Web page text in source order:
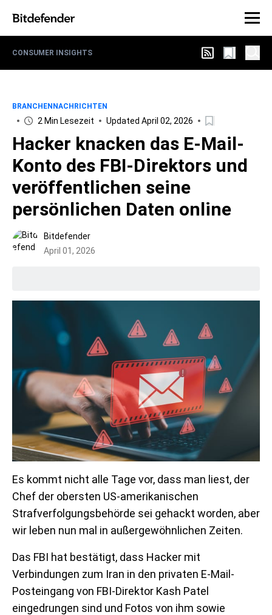
CONSUMER INSIGHTS
BRANCHENNACHRICHTEN
2 Min Lesezeit Updated April 02, 2026
Hacker knacken das E-Mail-
Konto des FBI-Direktors und
veröffentlichen seine
persönlichen Daten online
Bitdefender
April 01, 2026
Es kommt nicht alle Tage vor, dass man liest, der
Chef der obersten US-amerikanischen
Strafverfolgungsbehörde sei gehackt worden, aber
wir leben nun mal in außergewöhnlichen Zeiten.
Das FBI hat bestätigt, dass Hacker mit
Verbindungen zum Iran in den privaten E-Mail-
Posteingang von FBI-Direktor Kash Patel
eingedrungen sind und Fotos von ihm sowie